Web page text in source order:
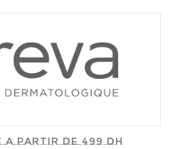
partir de 499 dh